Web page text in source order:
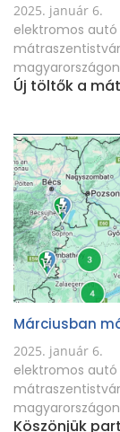
2025. január 6.
elektromos
magyarországon
Új töltők a
Márciusban
2025. január 6.
elektromos
magyarországon
Köszönjük